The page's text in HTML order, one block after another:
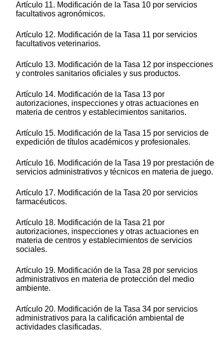
Artículo 11. Modificación de la Tasa 10 por servicios
facultativos agronómicos.
Artículo 12. Modificación de la Tasa 11 por servicios
facultativos veterinarios.
Artículo 13. Modificación de la Tasa 12 por inspecciones
y controles sanitarios oficiales y sus productos.
Artículo 14. Modificación de la Tasa 13 por
autorizaciones, inspecciones y otras actuaciones en
materia de centros y establecimientos sanitarios.
Artículo 15. Modificación de la Tasa 15 por servicios de
expedición de títulos académicos y profesionales.
Artículo 16. Modificación de la Tasa 19 por prestación de
servicios administrativos y técnicos en materia de juego.
Artículo 17. Modificación de la Tasa 20 por servicios
farmacéuticos.
Artículo 18. Modificación de la Tasa 21 por
autorizaciones, inspecciones y otras actuaciones en
materia de centros y establecimientos de servicios
sociales.
Artículo 19. Modificación de la Tasa 28 por servicios
administrativos en materia de protección del medio
ambiente.
Artículo 20. Modificación de la Tasa 34 por servicios
administrativos para la calificación ambiental de
actividades clasificadas.